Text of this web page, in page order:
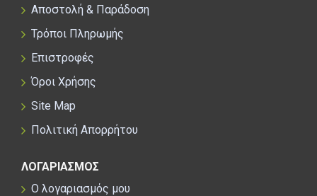
Αποστολή & Παράδοση
Τρόποι Πληρωμής
Επιστροφές
Όροι Χρήσης
Site Map
Πολιτική Απορρήτου
ΛΟΓΑΡΙΑΣΜΟΣ
Ο λογαριασμός μου